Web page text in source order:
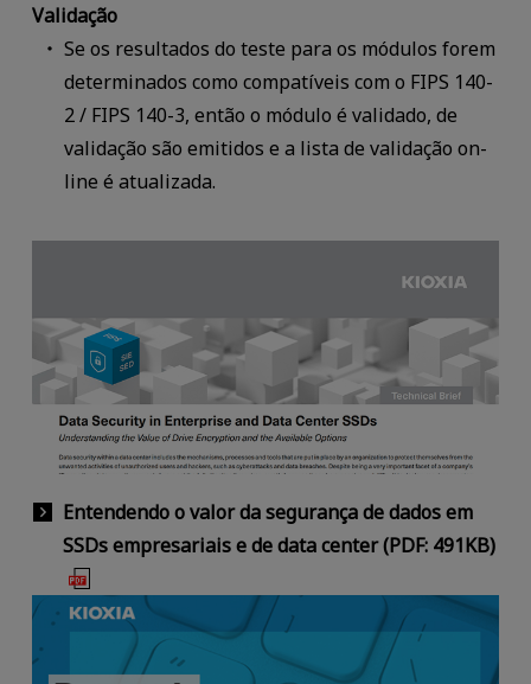
Validação
Se os resultados do teste para os módulos forem
determinados como compatíveis com o FIPS 140-
2 / FIPS 140-3, então o módulo é validado, de
validação são emitidos e a lista de validação on-
line é atualizada.
Entendendo o valor da segurança de dados em
SSDs empresariais e de data center (PDF: 491KB)